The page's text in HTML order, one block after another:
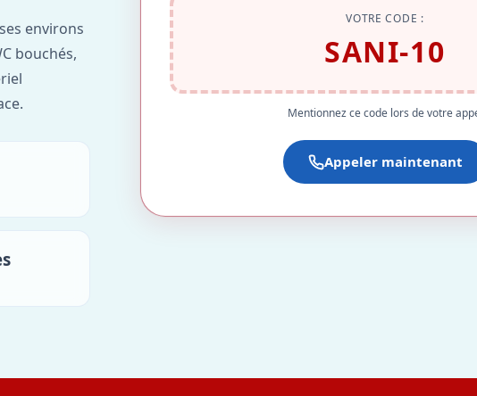
environs
bouchés,
VOTRE CODE :
SANI-10
Mentionnez ce code lors de votre
Appeler maintenant